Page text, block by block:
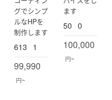
グでシンプ
ルなHPを
制作します
613 1
99,990
円~
ます
50 0
100,000
円~